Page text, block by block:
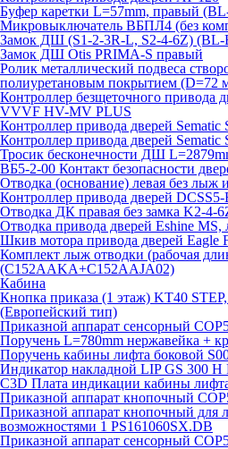
Буфер каретки L=57mm, правый
Микровыключатель ВБПЛ4 (без
Замок ДШ (S1-2-3R-L, S2-4-6Z)
Замок ДШ Otis PRIMA-S правый
Ролик металлический подвеса
полиуретановым покрытием
Контроллер безщеточного привода
VVVF HV-MV PLUS
Контроллер привода дверей
Контроллер привода дверей
Тросик бесконечности ДШ
ВБ5-2-00 Контакт безопасности
Отводка (основание) левая без
Контроллер привода дверей
Отводка ДК правая без замка K2-
Отводка привода дверей Eshine MS,
Шкив мотора привода дверей Eagle
Комплект лыж отводки (рабочая
(C152AAKA+C152AAJA02)
Кабина
Кнопка приказа (1 этаж) KT40 STEP,
(Европейский тип)
Приказной аппарат сенсорный
Поручень L=780mm нержавейка +
Поручень кабины лифта боковой
Индикатор накладной LIP GS 300 H
C3D Плата индикации кабины
Приказной аппарат кнопочный
Приказной аппарат кнопочный для
возможностями 1 PS161060SX.DB
Приказной аппарат сенсорный